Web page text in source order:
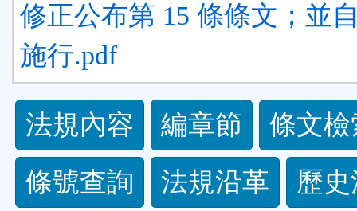
修正公布第 15 條條文；並
施行.pdf
法
規
功
法規內容 編章節
條文檢
條號查詢
法規沿革 歷